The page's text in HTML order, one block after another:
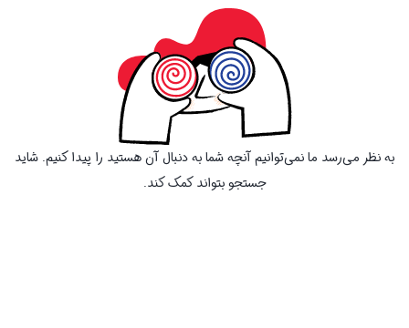
به نظر می‌رسد ما نمی‌توانیم آنچه شما به دنبال آن هستید را پیدا کنیم. شاید
جستجو بتواند کمک کند.